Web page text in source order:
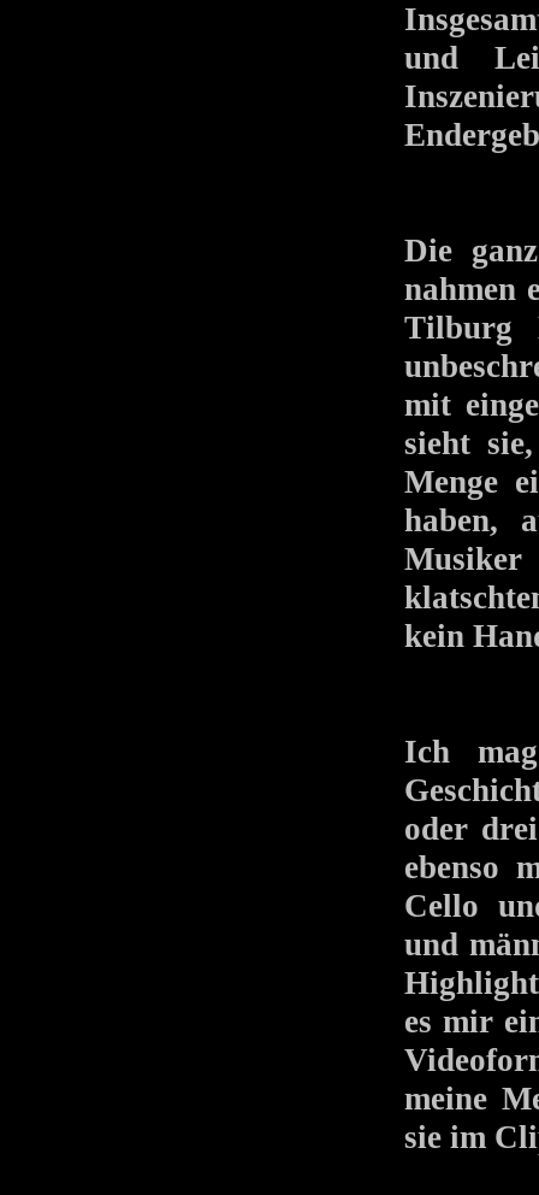
und
Die
nahmen
Tilburg
mit
sieht
Menge
haben,
Musiker
kein
Ich
oder
ebenso
Cello
und
es mir
meine
sie im